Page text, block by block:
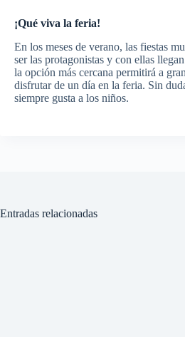
¡Qué viva la feria!
En los meses de verano, las fiestas
ser las protagonistas y con ellas
la opción más cercana permitirá a
disfrutar de un día en la feria. Sin
siempre gusta a los niños.
Entradas relacionadas